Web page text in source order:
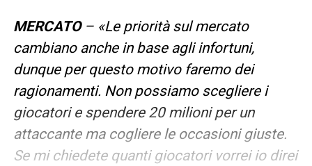
MERCATO– «Le priorità sul mercato
cambiano anche in base agli infortuni,
dunque per questo motivo faremo dei
ragionamenti. Non possiamo scegliere i
giocatori e spendere 20 milioni per un
attaccante ma cogliere le occasioni giuste.
Se mi chiedete quanti giocatori vorrei io direi